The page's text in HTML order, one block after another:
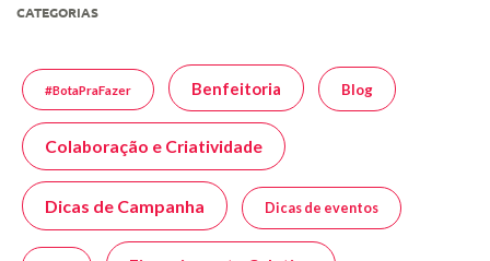
CATEGORIAS
#BotaPraFazer Benfeitoria Blog
Colaboração e Criatividade
Dicas de Campanha Dicas de eventos